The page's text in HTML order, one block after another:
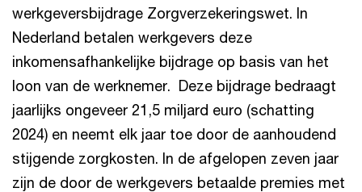
werkgeversbijdrage Zorgverzekeringswet. In
Nederland betalen werkgevers deze
inkomensafhankelijke bijdrage op basis van het
loon van de werknemer. Deze bijdrage bedraagt
jaarlijks ongeveer 21,5 miljard euro (schatting
2024) en neemt elk jaar toe door de aanhoudend
stijgende zorgkosten. In de afgelopen zeven jaar
zijn de door de werkgevers betaalde premies met